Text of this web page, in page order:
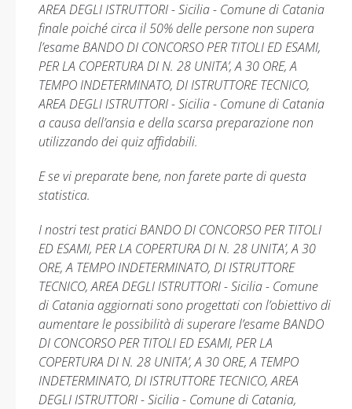
AREA DEGLI ISTRUTTORI - Sicilia - Comune di Catania
finale poiché circa il 50% delle persone non supera
l’esame BANDO DI CONCORSO PER TITOLI ED ESAMI,
PER LA COPERTURA DI N. 28 UNITA’, A 30 ORE, A
TEMPO INDETERMINATO, DI ISTRUTTORE TECNICO,
AREA DEGLI ISTRUTTORI - Sicilia - Comune di Catania
a causa dell’ansia e della scarsa preparazione non
utilizzando dei quiz affidabili.
E se vi preparate bene, non farete parte di questa
statistica.
I nostri test pratici BANDO DI CONCORSO PER TITOLI
ED ESAMI, PER LA COPERTURA DI N. 28 UNITA’, A 30
ORE, A TEMPO INDETERMINATO, DI ISTRUTTORE
TECNICO, AREA DEGLI ISTRUTTORI - Sicilia - Comune
di Catania aggiornati sono progettati con l’obiettivo di
aumentare le possibilità di superare l’esame BANDO
DI CONCORSO PER TITOLI ED ESAMI, PER LA
COPERTURA DI N. 28 UNITA’, A 30 ORE, A TEMPO
INDETERMINATO, DI ISTRUTTORE TECNICO, AREA
DEGLI ISTRUTTORI - Sicilia - Comune di Catania,